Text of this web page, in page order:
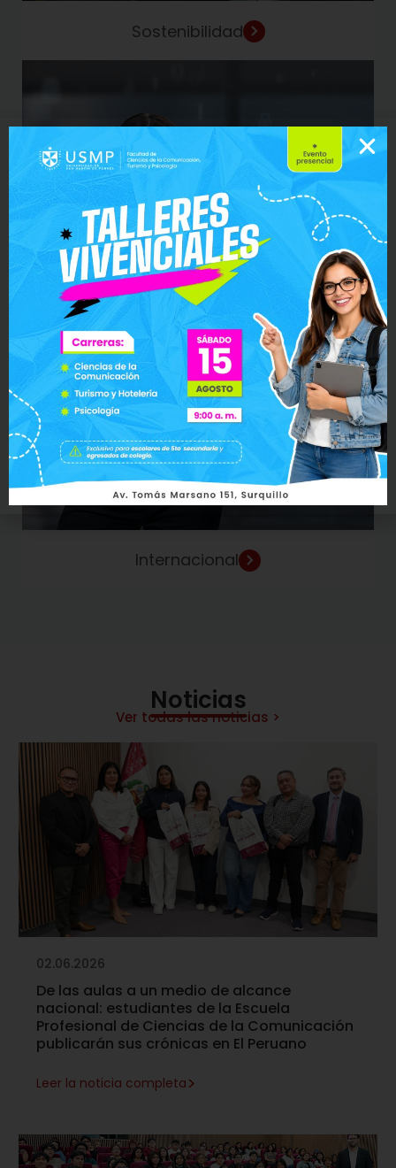
Sostenibilidad
Internacional
Noticias
Ver todas las noticias >
02.06.2026
De las aulas a un medio de alcance
nacional: estudiantes de la Escuela
Profesional de Ciencias de la Comunicación
publicarán sus crónicas en El Peruano
Leer la noticia completa>